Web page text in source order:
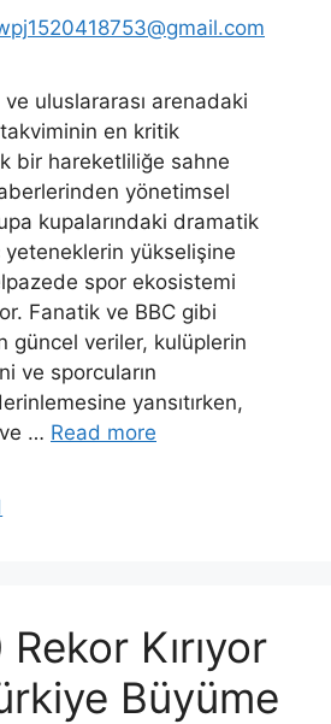
uluslararası arenadaki
en kritik
bir hareketliliğe sahne
yönetimsel
kupalarındaki dramatik
yükselişine
spor ekosistemi
Fanatik ve BBC gibi
güncel veriler, kulüplerin
ve sporcuların
yansıtırken,
… Read more
Kırıyor
Büyüme